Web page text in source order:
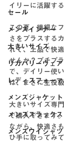
セール
メンズインナー
大きいサイズ
リカバリーウェア
レディスフォー
メンズジャケット
メンズスラックス
メンズワイシャツ
イリーに活躍す
この夏、繊細な
さをプラスする
れて、上品で快
せんか？プチプ
で、デイリー使
は、まさに主役
大きいサイズ専
で購入できます
ながら、快適さ
ひ手に取ってみ